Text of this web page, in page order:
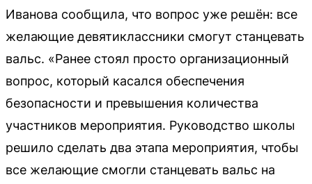
Иванова сообщила, что вопрос уже решён: все
желающие девятиклассники смогут станцевать
вальс. «Ранее стоял просто организационный
вопрос, который касался обеспечения
безопасности и превышения количества
участников мероприятия. Руководство школы
решило сделать два этапа мероприятия, чтобы
все желающие смогли станцевать вальс на